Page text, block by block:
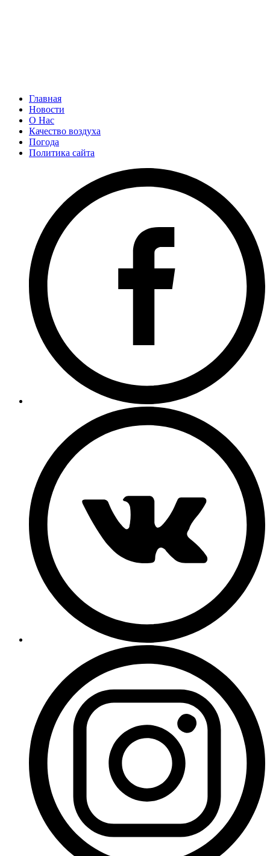
Главная
Новости
О Нас
Качество воздуха
Погода
Политика сайта